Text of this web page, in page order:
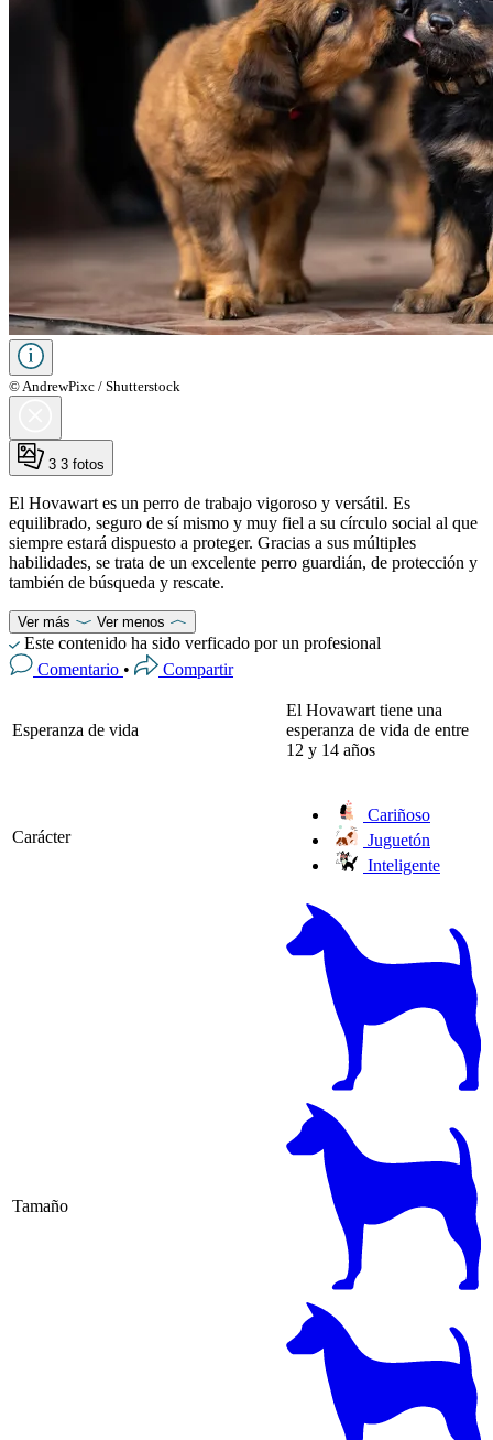
© AndrewPixc / Shutterstock
3 3 fotos
El Hovawart es un perro de trabajo vigoroso y versátil. Es
equilibrado, seguro de sí mismo y muy fiel a su círculo social al que
siempre estará dispuesto a proteger. Gracias a sus múltiples
habilidades, se trata de un excelente perro guardián, de protección y
también de búsqueda y rescate.
Ver más Ver menos
Este contenido ha sido verficado por un profesional
Comentario • Compartir
Esperanza de vida
El Hovawart tiene una
esperanza de vida de entre
12 y 14 años
Carácter
Cariñoso
Juguetón
Inteligente
Tamaño